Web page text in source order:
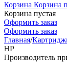
Корзина Корзина
Корзина пустая
Оформить заказ
Оформить заказ
Главная/
HP
Производитель